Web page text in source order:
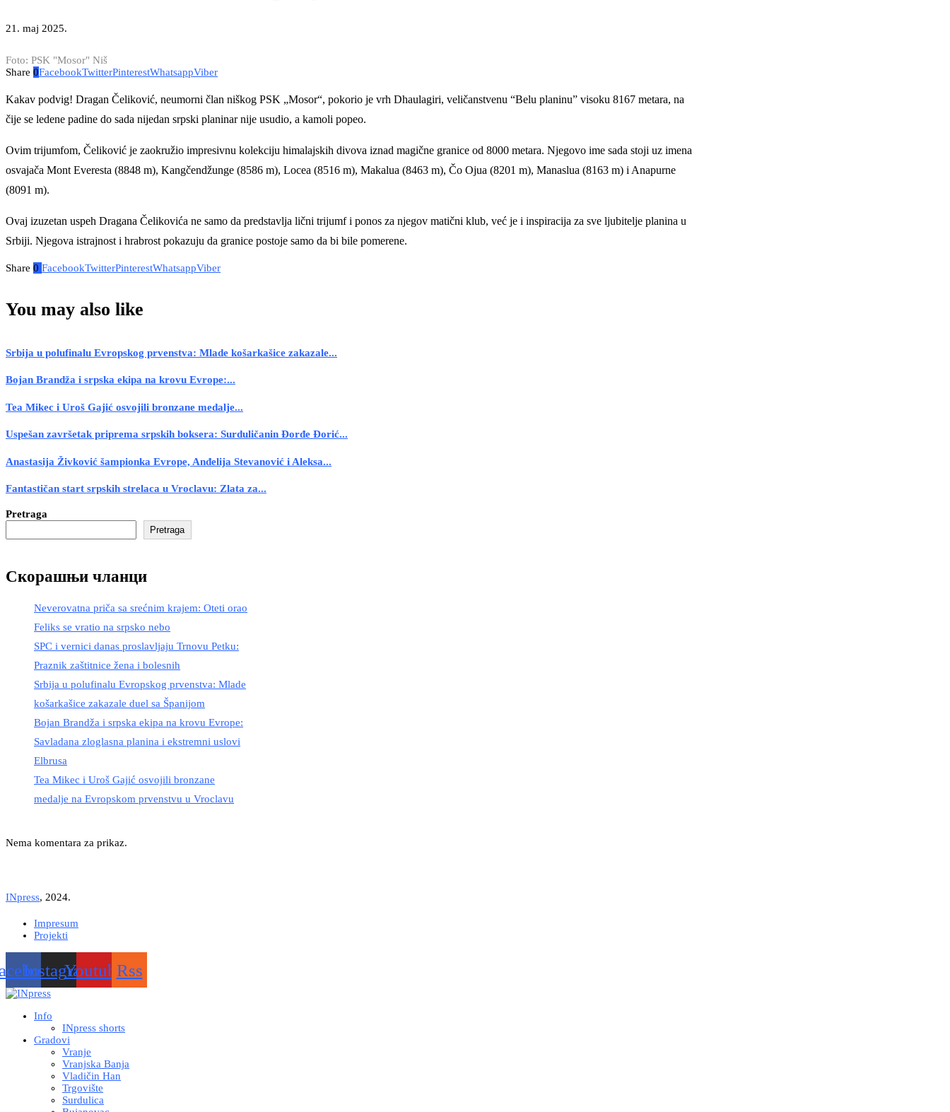
21. maj 2025.
Foto: PSK "Mosor" Niš
Share 0FacebookTwitterPinterestWhatsappViber
Kakav podvig! Dragan Čeliković, neumorni član niškog PSK „Mosor“, pokorio je vrh Dhaulagiri, veličanstvenu “Belu planinu” visoku 8167 metara, na
čije se ledene padine do sada nijedan srpski planinar nije usudio, a kamoli popeo.
Ovim trijumfom, Čeliković je zaokružio impresivnu kolekciju himalajskih divova iznad magične granice od 8000 metara. Njegovo ime sada stoji uz imena
osvajača Mont Everesta (8848 m), Kangčendžunge (8586 m), Locea (8516 m), Makalua (8463 m), Čo Ojua (8201 m), Manaslua (8163 m) i Anapurne
(8091 m).
Ovaj izuzetan uspeh Dragana Čelikovića ne samo da predstavlja lični trijumf i ponos za njegov matični klub, već je i inspiracija za sve ljubitelje planina u
Srbiji. Njegova istrajnost i hrabrost pokazuju da granice postoje samo da bi bile pomerene.
Share 0 FacebookTwitterPinterestWhatsappViber
You may also like
Srbija u polufinalu Evropskog prvenstva: Mlade košarkašice zakazale...
Bojan Brandža i srpska ekipa na krovu Evrope:...
Tea Mikec i Uroš Gajić osvojili bronzane medalje...
Uspešan završetak priprema srpskih boksera: Surduličanin Đorđe Đorić...
Anastasija Živković šampionka Evrope, Anđelija Stevanović i Aleksa...
Fantastičan start srpskih strelaca u Vroclavu: Zlata za...
Pretraga
Pretraga
Скорашњи чланци
Neverovatna priča sa srećnim krajem: Oteti orao
Feliks se vratio na srpsko nebo
SPC i vernici danas proslavljaju Trnovu Petku:
Praznik zaštitnice žena i bolesnih
Srbija u polufinalu Evropskog prvenstva: Mlade
košarkašice zakazale duel sa Španijom
Bojan Brandža i srpska ekipa na krovu Evrope:
Savladana zloglasna planina i ekstremni uslovi
Elbrusa
Tea Mikec i Uroš Gajić osvojili bronzane
medalje na Evropskom prvenstvu u Vroclavu
Nema komentara za prikaz.
INpress, 2024.
Impresum
Projekti
InstagramYoutubeRss
Info
INpress shorts
Gradovi
Vranje
Vranjska Banja
Vladičin Han
Trgovište
Surdulica